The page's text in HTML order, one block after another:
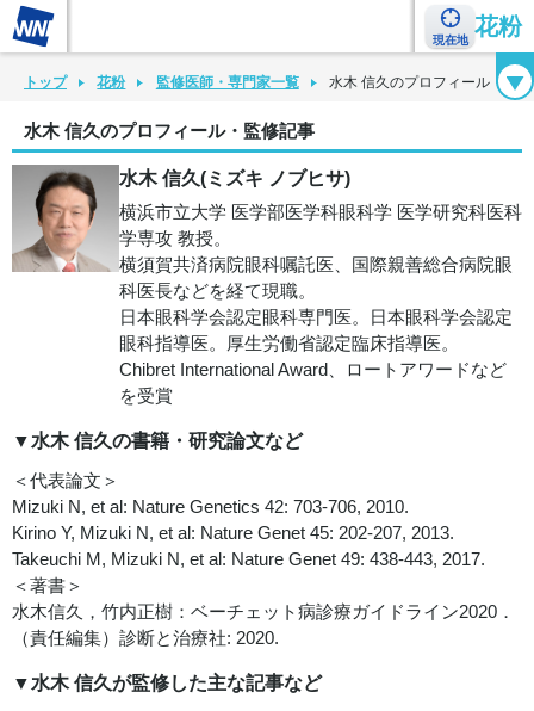
現在地
花粉
花粉カレンダー 花粉図鑑 花粉症チェックシート 花粉症ハンドブック
トップ 花粉 監修医師・専門家一覧 水木 信久のプロフィール・監
水木 信久のプロフィール・監修記事
水木 信久(ミズキ ノブヒサ)
横浜市立大学 医学部医学科眼科学 医学研究科医科
学専攻 教授。
横須賀共済病院眼科嘱託医、国際親善総合病院眼
科医長などを経て現職。
日本眼科学会認定眼科専門医。日本眼科学会認定
眼科指導医。厚生労働省認定臨床指導医。
Chibret International Award、ロートアワードなど
を受賞
▼水木 信久の書籍・研究論文など
＜代表論文＞
Mizuki N, et al: Nature Genetics 42: 703-706, 2010.
Kirino Y, Mizuki N, et al: Nature Genet 45: 202-207, 2013.
Takeuchi M, Mizuki N, et al: Nature Genet 49: 438-443, 2017.
＜著書＞
水木信久，竹内正樹：ベーチェット病診療ガイドライン2020．
（責任編集）診断と治療社: 2020.
▼水木 信久が監修した主な記事など